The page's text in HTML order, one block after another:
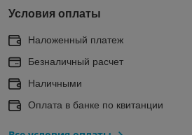
Условия оплаты
Наложенный платеж
Безналичный расчет
Наличными
Оплата в банке по квитанции